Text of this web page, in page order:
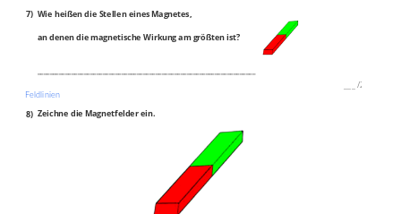
7) Wie heißen die Stellen eines Magnetes,
an denen die magnetische Wirkung am größten ist?
/2P
Feldlinien
8) Zeichne die Magnetfelder ein.